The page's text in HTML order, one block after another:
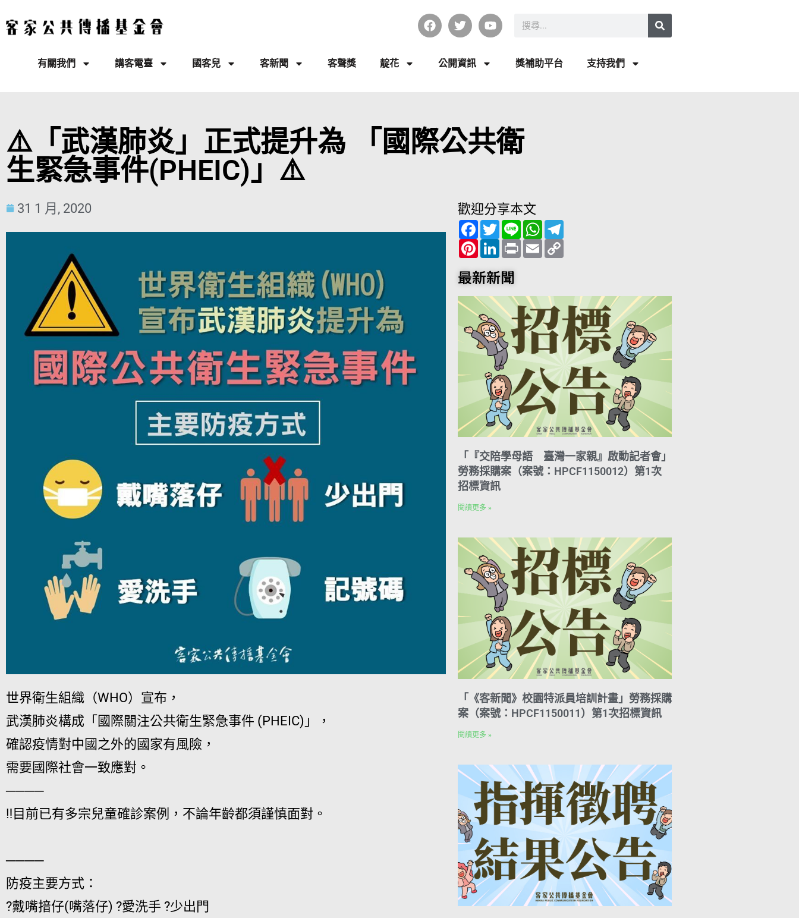
有關我們 講客電臺 國客兒 客新聞 客聲獎 靛花 公開資訊 獎補助平台 支持我們
⚠️「武漢肺炎」正式提升為 「國際公共衛
生緊急事件(PHEIC)」⚠️
31 1 月, 2020
世界衛生組織（WHO）宣布，
武漢肺炎構成「國際關注公共衛生緊急事件 (PHEIC)」，
確認疫情對中國之外的國家有風險，
需要國際社會一致應對。
────
‼️目前已有多宗兒童確診案例，不論年齡都須謹慎面對。
────
防疫主要方式：
?戴嘴揞仔(嘴落仔) ?愛洗手 ?少出門
歡迎分享本文
F
a
c
e
b
o
o
T
w
i
t
t
e
r
L
i
n
e
W
h
a
t
s
T
e
l
e
g
P
i
n
t
e
e
s
t
L
i
n
k
e
I
n
P
r
i
E
m
a
C
o
p
n
k
最新新聞
「『交陪學母語 臺灣一家親』啟動記者會」
勞務採購案（案號：HPCF1150012）第1次
招標資訊
閱讀更多 »
「《客新聞》校園特派員培訓計畫」勞務採購
案（案號：HPCF1150011）第1次招標資訊
閱讀更多 »